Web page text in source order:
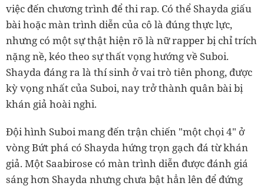
việc đến chương trình để thi rap. Có thể Shayda giấu
bài hoặc màn trình diễn của cô là đúng thực lực,
nhưng có một sự thật hiện rõ là nữ rapper bị chỉ trích
nặng nề, kéo theo sự thất vọng hướng về Suboi.
Shayda đáng ra là thí sinh ở vai trò tiên phong, được
kỳ vọng nhất của Suboi, nay trở thành quân bài bị
khán giả hoài nghi.
Đội hình Suboi mang đến trận chiến "một chọi 4" ở
vòng Bứt phá có Shayda hứng trọn gạch đá từ khán
giả. Một Saabirose có màn trình diễn được đánh giá
sáng hơn Shayda nhưng chưa bật hẳn lên để đứng